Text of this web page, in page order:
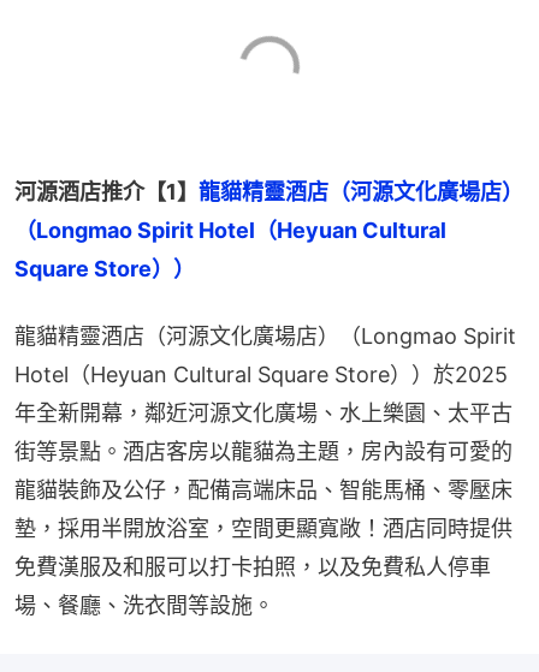
河源酒店推介【1】 龍貓精靈酒店（河源文化廣場店）
（Longmao Spirit Hotel（Heyuan Cultural
Square Store））
龍貓精靈酒店（河源文化廣場店）（Longmao Spirit
Hotel（Heyuan Cultural Square Store））於2025
年全新開幕，鄰近河源文化廣場、水上樂園、太平古
街等景點。酒店客房以龍貓為主題，房內設有可愛的
龍貓裝飾及公仔，配備高端床品、智能馬桶、零壓床
墊，採用半開放浴室，空間更顯寬敞！酒店同時提供
免費漢服及和服可以打卡拍照，以及免費私人停車
場、餐廳、洗衣間等設施。